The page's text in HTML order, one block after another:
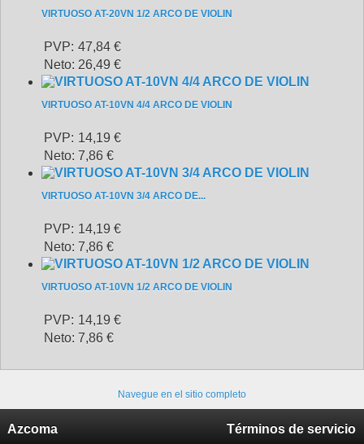
VIRTUOSO AT-20VN 1/2 ARCO DE VIOLIN
PVP: 47,84 €
Neto: 26,49 €
VIRTUOSO AT-10VN 4/4 ARCO DE VIOLIN
PVP: 14,19 €
Neto: 7,86 €
VIRTUOSO AT-10VN 3/4 ARCO DE...
PVP: 14,19 €
Neto: 7,86 €
VIRTUOSO AT-10VN 1/2 ARCO DE VIOLIN
PVP: 14,19 €
Neto: 7,86 €
Navegue en el sitio completo
Azcoma Términos de servicio